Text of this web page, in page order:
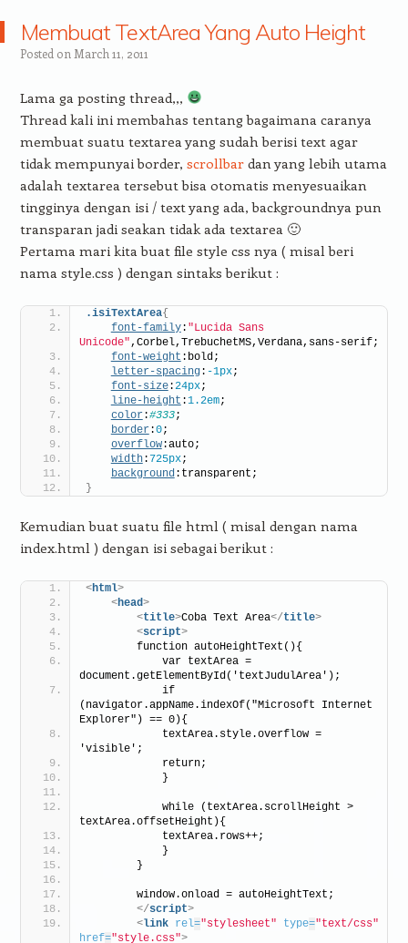
Membuat TextArea Yang Auto Height
Posted on March 11, 2011
Lama ga posting thread,,,
Thread kali ini membahas tentang bagaimana caranya
membuat suatu textarea yang sudah berisi text agar
tidak mempunyai border, scrollbardan yang lebih utama
adalah textarea tersebut bisa otomatis menyesuaikan
tingginya dengan isi / text yang ada, backgroundnya pun
transparan jadi seakan tidak ada textarea 🙂
Pertama mari kita buat file style css nya ( misal beri
nama style.css ) dengan sintaks berikut :
.isiTextArea{
font-family: "Lucida Sans
Unicode" ,Corbel,TrebuchetMS,Verdana,sans-serif;
font-weight :bold;
letter-spacing: -1px;
font-size:24px;
line-height :1.2em;
color:#333;
border:0;
overflow:auto;
width: 725px;
background :transparent;
}
Kemudian buat suatu file html ( misal dengan nama
index.html ) dengan isi sebagai berikut :
<html>
<head>
<title>Coba Text Area</title>
<script>
        function autoHeightText(){
            var textArea =
document.getElementById('textJudulArea');
            if
(navigator.appName.indexOf("Microsoft Internet
Explorer") == 0){
            textArea.style.overflow =
'visible';
            return;
            }
            while (textArea.scrollHeight >
textArea.offsetHeight){
            textArea.rows++;
            }
        }
        window.onload = autoHeightText;
</script>
<link rel="stylesheet" type="text/css"
href="style.css">